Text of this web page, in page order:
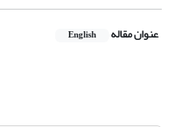
عنوان مقاله English